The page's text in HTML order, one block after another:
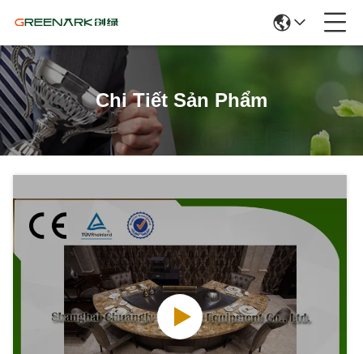
Chi Tiết Sản Phẩm